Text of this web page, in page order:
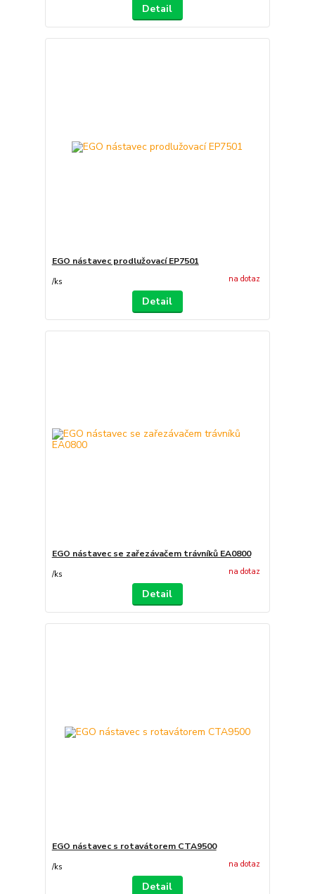
Detail
EGO nástavec prodlužovací EP7501
/ks na dotaz
Detail
EGO nástavec se zařezávačem trávníků EA0800
/ks na dotaz
Detail
EGO nástavec s rotavátorem CTA9500
/ks na dotaz
Detail